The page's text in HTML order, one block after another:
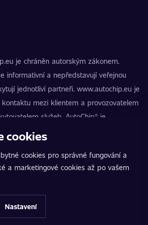
je chráněn autorským zákonem.
informativní a nepředstavují veřejnou
jednotliví partneři. www.autochip.eu je
mezi klientem a provozovatelem
služeb. AutoChip® je
známka Petra Kučery. Úpravy, které
k provozu na pozemních komunikacích.
vždy konkrétní provozovatel
cookies
cookies pro správné fungování a
a marketingové cookies až po vašem
Nastavení